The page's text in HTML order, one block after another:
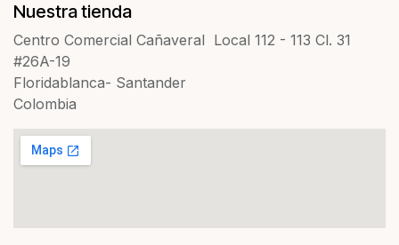
Nuestra tienda
Centro Comercial Cañaveral Local 112 - 113 Cl. 31
#26A-19
Floridablanca- Santander
Colombia